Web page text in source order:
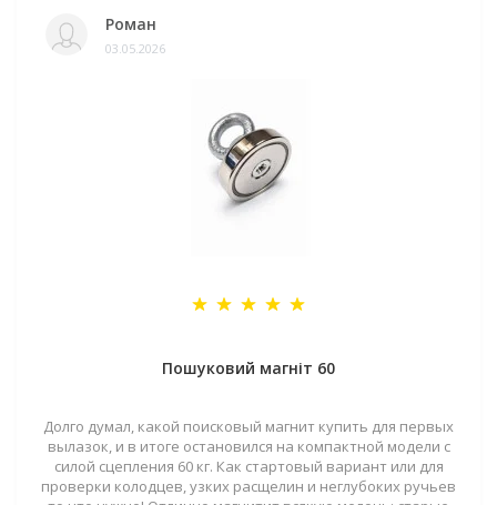
Роман
03.05.2026
Пошуковий магніт 60
Долго думал, какой поисковый магнит купить для первых
вылазок, и в итоге остановился на компактной модели с
силой сцепления 60 кг. Как стартовый вариант или для
проверки колодцев, узких расщелин и неглубоких ручьев